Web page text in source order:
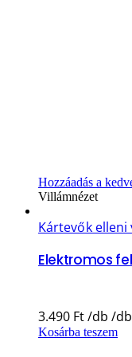
Hozzáadás a
Villámnézet
Kártevők elleni
Elektromos
3.490 Ft
Kosárba teszem